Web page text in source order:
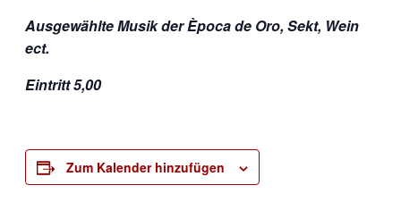
Ausgewählte Musik der Època de Oro, Sekt, Wein
ect.
Eintritt 5,00
Zum Kalender hinzufügen